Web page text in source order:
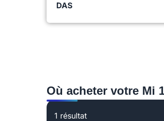
DAS
Où acheter votre Mi
1 résultat